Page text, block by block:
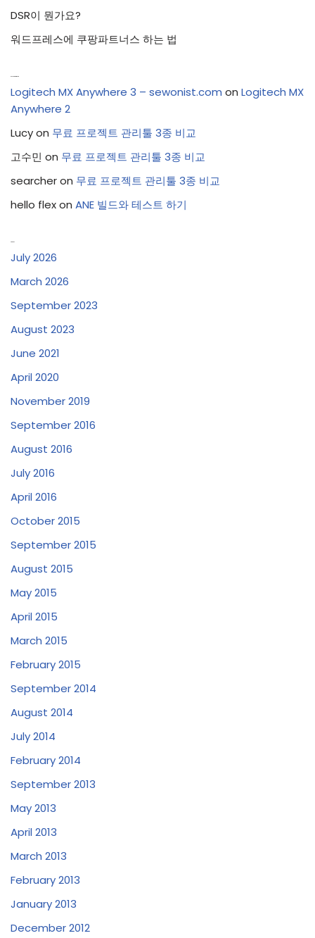
DSR이 뭔가요?
워드프레스에 쿠팡파트너스 하는 법
Logitech MX Anywhere 3 – sewonist.com on Logitech MX
Anywhere 2
Lucyon 무료 프로젝트 관리툴 3종 비교
고수민 on 무료 프로젝트 관리툴 3종 비교
searcheron 무료 프로젝트 관리툴 3종 비교
hello flexon ANE 빌드와 테스트 하기
July 2026
March 2026
September 2023
August 2023
June 2021
April 2020
November 2019
September 2016
August 2016
July 2016
April 2016
October 2015
September 2015
August 2015
May 2015
April 2015
March 2015
February 2015
September 2014
August 2014
July 2014
February 2014
September 2013
May 2013
April 2013
March 2013
February 2013
January 2013
December 2012